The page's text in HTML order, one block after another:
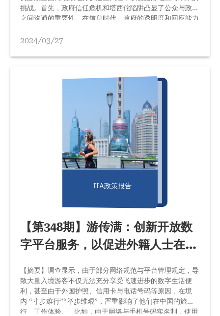
挑战。首先，政府信任危机和塔西佗陷阱凸显了公众与政府
之间沟通的重要性。在信息时代，政府的透明度和回应能力
影响社会和谐，还可能引发一系列连锁反应，如群体性事件
高科技和传统产业转型升级过程中的就业不确定性，而农民
2024/03/27
IIA政策报告
【第348期】游传满：创新开放数
字平台服务，以促进外籍人士在华
【摘要】调查显示，由于部分网络规范与平台管理规定，导
致大量入境游客不仅无法充分享受飞速进步的数字生活便
利，甚至由于外国护照、信用卡与电话号码等原因，在境
内 “寸步难行”“举步维艰”，严重影响了他们在中国的旅
行、工作体验。 比如，由于网络与手机号码实名制，使用